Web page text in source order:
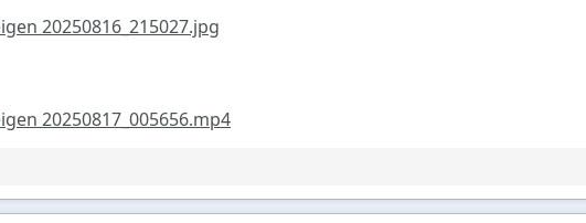
20250816_215027.jpg
20250817_005656.mp4